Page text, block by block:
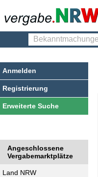
Bekanntmachungen
Anmelden
Registrierung
Erweiterte Suche
Angeschlossene
Vergabemarktplätze
Land NRW